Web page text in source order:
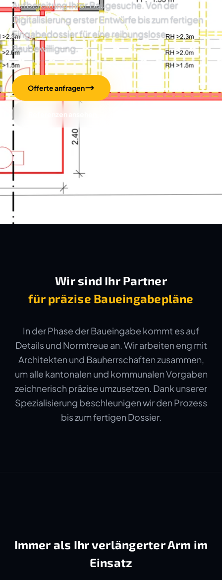
Aufbereitung Ihrer Baugesuche. Von der
Digitalisierung erster Entwürfe bis zum fertigen
Eingabedossier für eine reibungslose
Baubewilligung.
Offerte anfragen
Referenzen ansehen
Wir sind Ihr Partner
für präzise Baueingabepläne
In der Phase der Baueingabe kommt es auf
Details und Normtreue an. Wir arbeiten eng mit
Architekten und Bauherrschaften zusammen,
um alle kantonalen und kommunalen Vorgaben
zeichnerisch präzise umzusetzen. Dank unserer
Spezialisierung beschleunigen wir den Prozess
bis zum fertigen Dossier.
Immer als Ihr verlängerter Arm im
Einsatz